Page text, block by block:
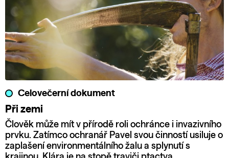
Celovečerní dokument
Při zemi
Člověk může mít v přírodě roli ochránce i invazivního
prvku. Zatímco ochranář Pavel svou činností usiluje o
zaplašení environmentálního žalu a splynutí s